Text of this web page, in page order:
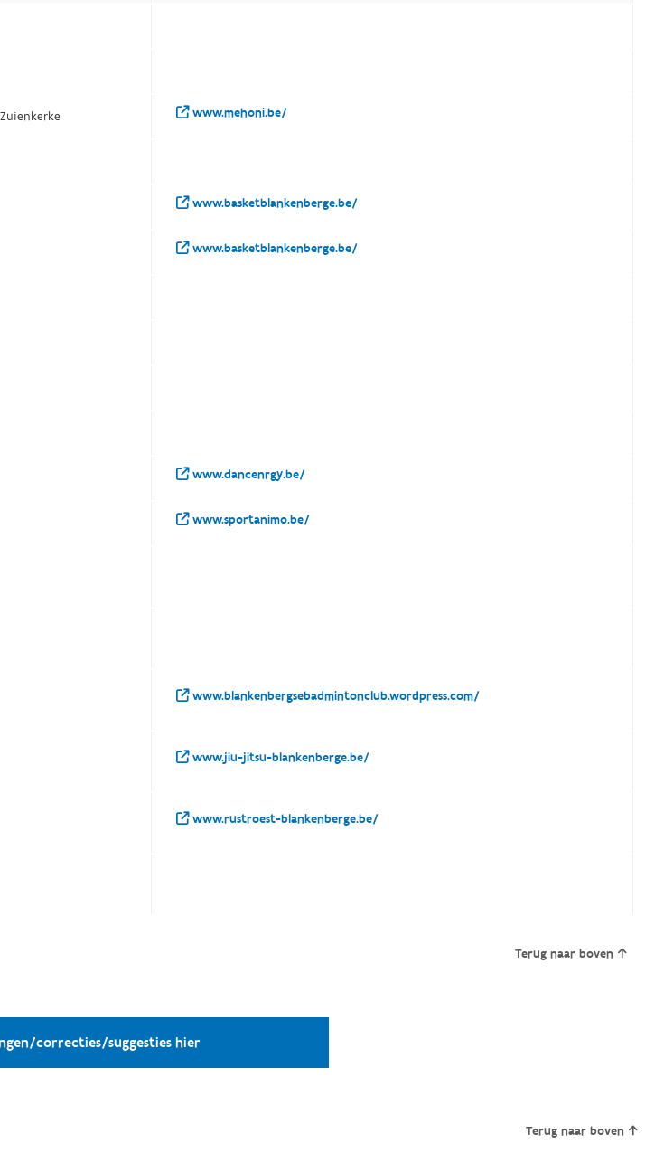
www.mehoni.be/
www.basketblankenberge.be/
www.basketblankenberge.be/
www.dancenrgy.be/
www.sportanimo.be/
www.blankenbergsebadmintonclub.wordpress.com/
www.jiu-jitsu-blankenberge.be/
www.rustroest-blankenberge.be/
Terug naar boven
correcties/suggesties hier
Terug naar boven